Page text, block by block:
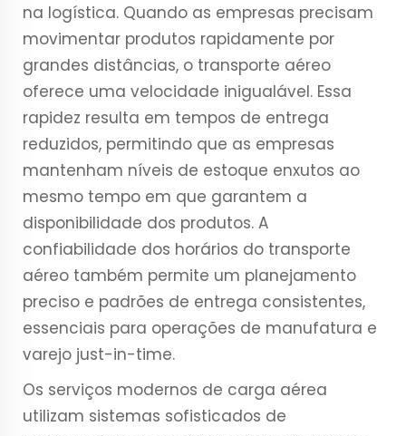
na logística. Quando as empresas precisam
movimentar produtos rapidamente por
grandes distâncias, o transporte aéreo
oferece uma velocidade inigualável. Essa
rapidez resulta em tempos de entrega
reduzidos, permitindo que as empresas
mantenham níveis de estoque enxutos ao
mesmo tempo em que garantem a
disponibilidade dos produtos. A
confiabilidade dos horários do transporte
aéreo também permite um planejamento
preciso e padrões de entrega consistentes,
essenciais para operações de manufatura e
varejo just-in-time.
Os serviços modernos de carga aérea
utilizam sistemas sofisticados de